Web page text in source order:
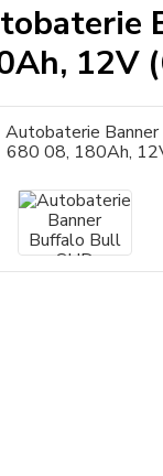
12V